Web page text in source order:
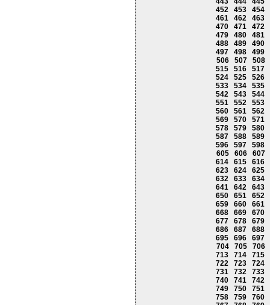
452
453
454
461
462
463
470
471
472
479
480
481
488
489
490
497
498
499
506
507
508
515
516
517
524
525
526
533
534
535
542
543
544
551
552
553
560
561
562
569
570
571
578
579
580
587
588
589
596
597
598
605
606
607
614
615
616
623
624
625
632
633
634
641
642
643
650
651
652
659
660
661
668
669
670
677
678
679
686
687
688
695
696
697
704
705
706
713
714
715
722
723
724
731
732
733
740
741
742
749
750
751
758
759
760